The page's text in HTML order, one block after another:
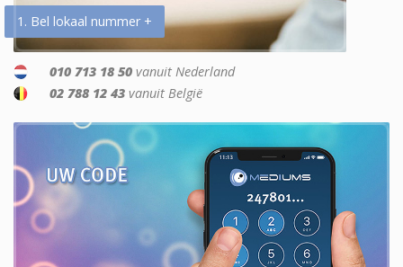
1. Bel lokaal nummer +
010 713 18 50 vanuit Nederland
02 788 12 43 vanuit België